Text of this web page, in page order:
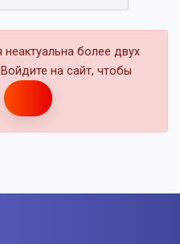
более двух
на сайт, чтобы